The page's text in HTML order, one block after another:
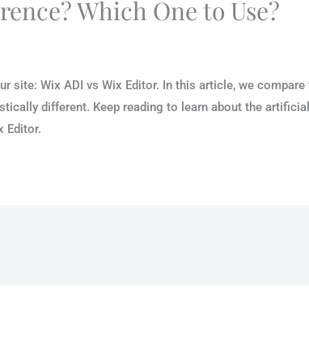
Which One to Use?
site: Wix ADI vs Wix Editor. In this article, we compare
different. Keep reading to learn about the artificial
Editor.